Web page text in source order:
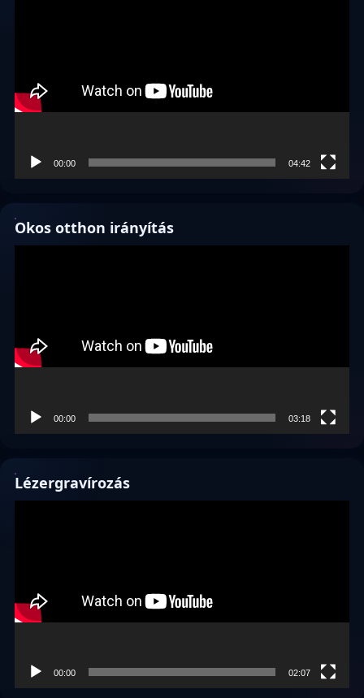
00:00 04:42
Okos otthon irányítás
00:00 03:18
Lézergravírozás
00:00 02:07